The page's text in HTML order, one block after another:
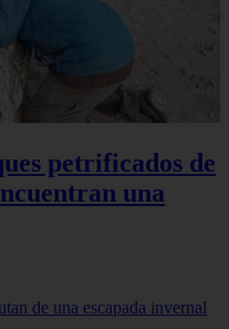
petrificados de
una